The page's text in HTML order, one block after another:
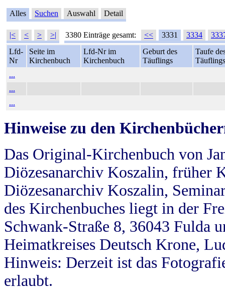
Alles Suchen Auswahl Detail
|< < > >| 3380 Einträge gesamt: << 3331 3334
Lfd-
Nr
Seite im
Kirchenbuch
Lfd-Nr im
Kirchenbuch
Geburt des
Täuflings
Taufe
Täuflings
...
...
...
Hinweise zu den
Das Original-Kirchenbuch von
Diözesanarchiv Koszalin, früher
Diözesanarchiv Koszalin,
des Kirchenbuches liegt in der
Schwank-Straße 8, 36043 Fulda
Heimatkreises Deutsch Krone,
Hinweis: Derzeit ist das
erlaubt.